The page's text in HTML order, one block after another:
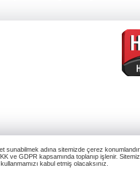
sunabilmek adına sitemizde çerez
ve GDPR kapsamında toplanıp işlenir.
kabul etmiş olacaksınız.